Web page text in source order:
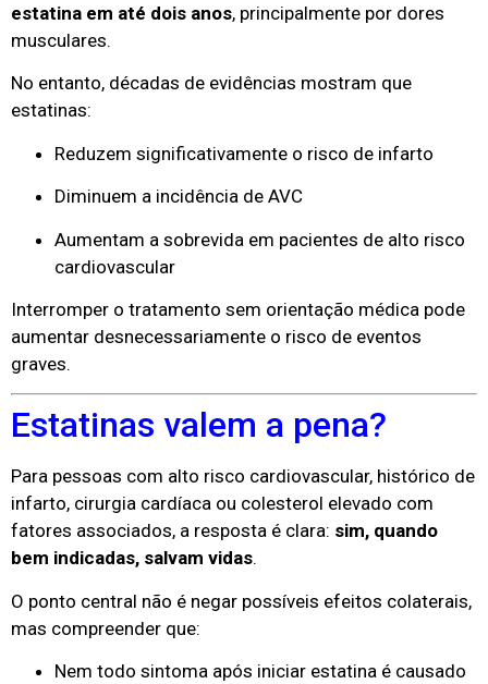
estatina em até dois anos, principalmente por dores
musculares.
No entanto, décadas de evidências mostram que
estatinas:
Reduzem significativamente o risco de infarto
Diminuem a incidência de AVC
Aumentam a sobrevida em pacientes de alto risco
cardiovascular
Interromper o tratamento sem orientação médica pode
aumentar desnecessariamente o risco de eventos
graves.
Estatinas valem a pena?
Para pessoas com alto risco cardiovascular, histórico de
infarto, cirurgia cardíaca ou colesterol elevado com
fatores associados, a resposta é clara: sim, quando
bem indicadas, salvam vidas.
O ponto central não é negar possíveis efeitos colaterais,
mas compreender que:
Nem todo sintoma após iniciar estatina é causado